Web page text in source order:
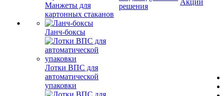
Манжеты для
картонных стаканов
Ланч-боксы
Лотки ВПС для
автоматической
упаковки
решения
Акции